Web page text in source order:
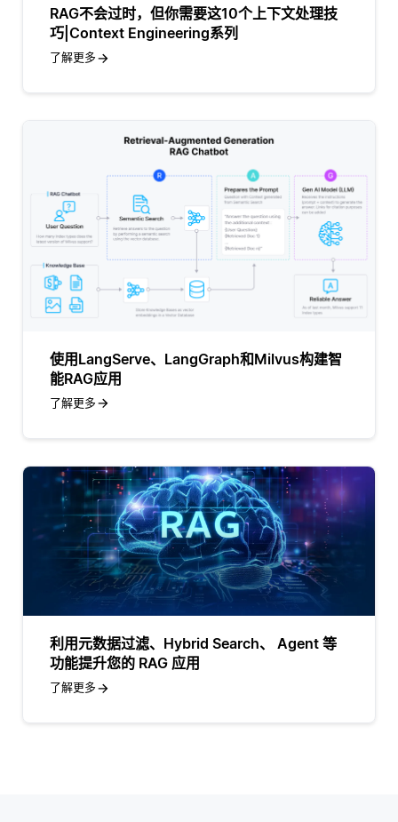
RAG不会过时，但你需要这10个上下文处理技
巧|Context Engineering系列
了解更多
使用LangServe、LangGraph和Milvus构建智
能RAG应用
了解更多
利用元数据过滤、Hybrid Search、 Agent 等
功能提升您的 RAG 应用
了解更多